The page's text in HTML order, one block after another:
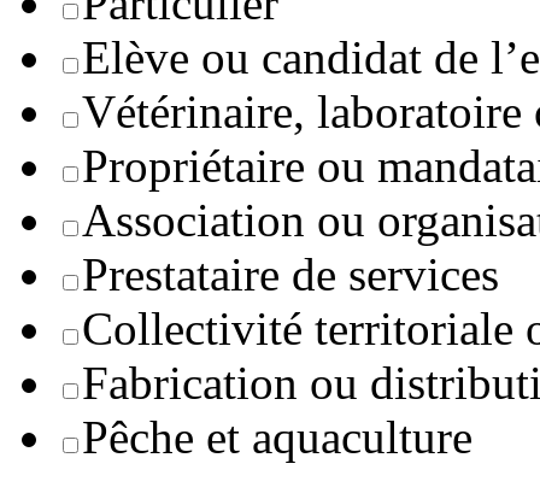
Elève ou candidat de
Vétérinaire, laboratoire
Propriétaire ou
Association ou
Prestataire de services
Collectivité territoriale
Fabrication ou
Pêche et aquaculture